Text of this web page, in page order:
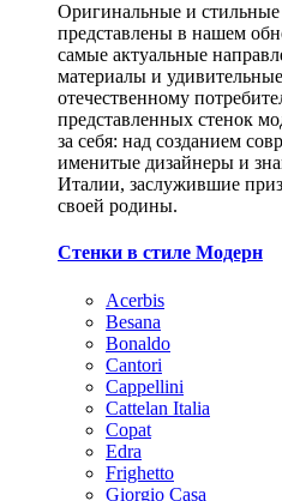
Оригинальные и
представлены в нашем
самые актуальные
материалы и
отечественному
представленных стенок
за себя: над созданием
именитые дизайнеры и
Италии, заслужившие
своей родины.
Стенки в стиле Модерн
Acerbis
Besana
Bonaldo
Cantori
Cappellini
Cattelan Italia
Copat
Edra
Frighetto
Giorgio Casa